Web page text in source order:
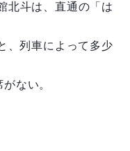
北斗は、直通の「は
、列車によって多少
ない。